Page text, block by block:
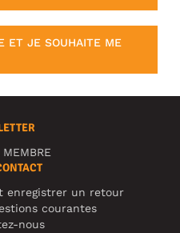
ET JE SOUHAITE ME
MEMBRE
enregistrer un retour
courantes
nous